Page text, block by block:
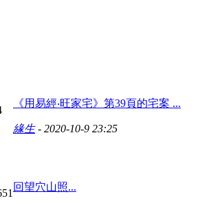
《用易經‧旺家宅》第39頁的宅案 ...
緣生- 2020-10-9 23:25
回望穴山照...